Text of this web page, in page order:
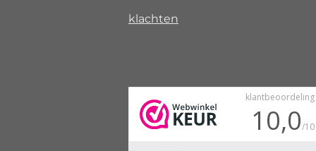
klachten